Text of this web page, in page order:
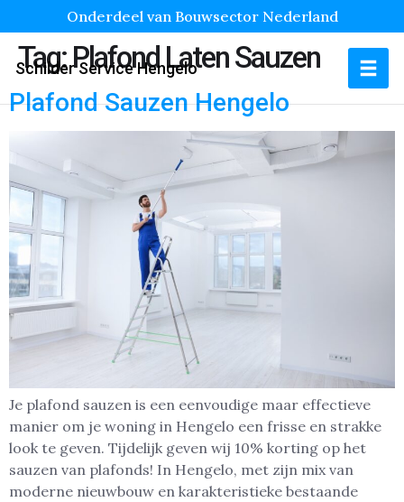
Onderdeel van Bouwsector Nederland
Schilder Service Hengelo
Tag:Plafond Laten Sauzen
Plafond Sauzen Hengelo
Je plafond sauzen is een eenvoudige maar effectieve
manier om je woning in Hengelo een frisse en strakke
look te geven. Tijdelijk geven wij 10% korting op het
sauzen van plafonds! In Hengelo, met zijn mix van
moderne nieuwbouw en karakteristieke bestaande